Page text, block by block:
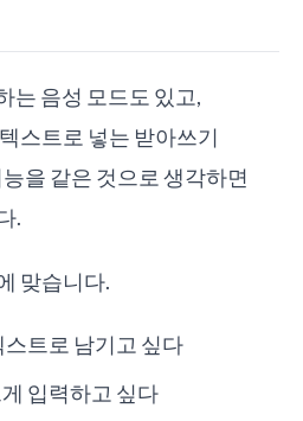
는 음성 모드도 있고,
스트로 넣는 받아쓰기
을 같은 것으로 생각하면
.
맞습니다.
트로 남기고 싶다
입력하고 싶다